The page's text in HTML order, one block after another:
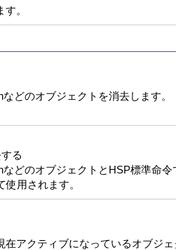
。
どのオブジェクトを消去します
る
どのオブジェクトとHSP標準命
用されます。
アクティブになっているオブジェ